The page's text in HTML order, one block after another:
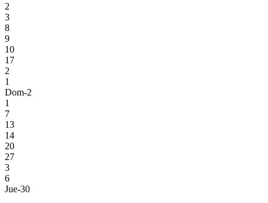
2
3
8
9
10
17
2
1
Dom-2
1
7
13
14
20
27
3
6
Jue-30